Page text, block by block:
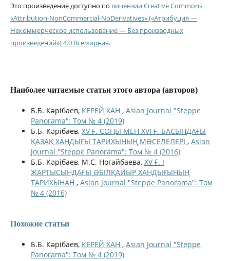
Это произведение доступно по лицензии Creative Commons
«Attribution-NonCommercial-NoDerivatives» («Атрибуция —
Некоммерческое использование — Без производных
произведений») 4.0 Всемирная.
Наиболее читаемые статьи этого автора (авторов)
Б.Б. Кәрібаев, КЕРЕЙ ХАН , Asian Journal "Steppe
Panorama": Том № 4 (2019)
Б.Б. Кәрібаев, XV Ғ. СОҢЫ МЕН XVI Ғ. БАСЫНДАҒЫ
ҚАЗАҚ ХАНДЫҒЫ ТАРИХЫНЫҢ МƏСЕЛЕЛЕРІ , Asian
Journal "Steppe Panorama": Том № 4 (2016)
Б.Б. Кәрібаев, М.С. Ноғайбаева, XV Ғ. I
ЖАРТЫСЫНДАҒЫ ƏБІЛҚАЙЫР ХАНДЫҒЫНЫҢ
ТАРИХЫНАН , Asian Journal "Steppe Panorama": Том
№ 4 (2016)
Похожие статьи
Б.Б. Кәрібаев, КЕРЕЙ ХАН , Asian Journal "Steppe
Panorama": Том № 4 (2019)